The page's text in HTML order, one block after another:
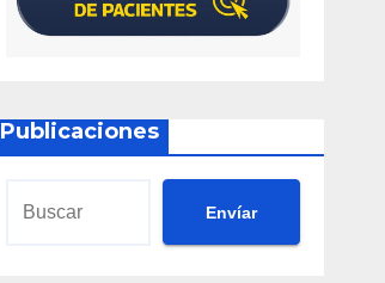
Publicaciones
Envíar